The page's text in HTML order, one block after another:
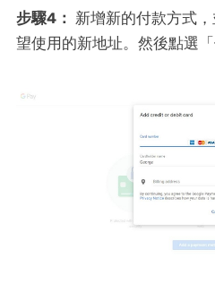
步驟4： 新增新的付款方式
望使用的新地址。然後點選「